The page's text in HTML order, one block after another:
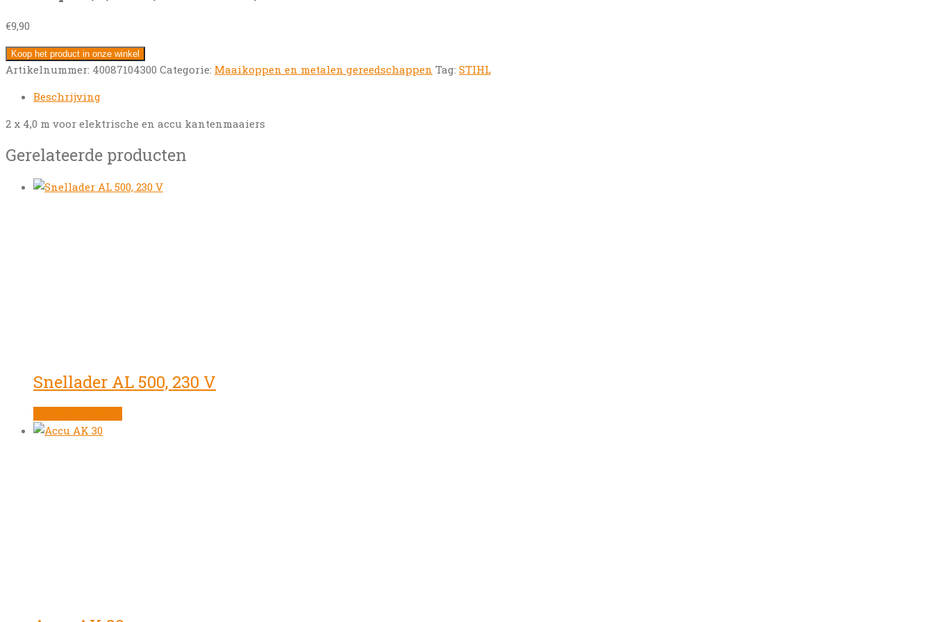
€9,90
Koop het product in onze winkel
Artikelnummer: 40087104300 Categorie: Maaikoppen en metalen gereedschappen Tag: STIHL
Beschrijving
2 x 4,0 m voor elektrische en accu kantenmaaiers
Gerelateerde producten
Snellader AL 500, 230 V